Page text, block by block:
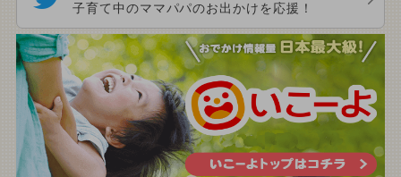
子育て中のママパパのお出かけを応援！